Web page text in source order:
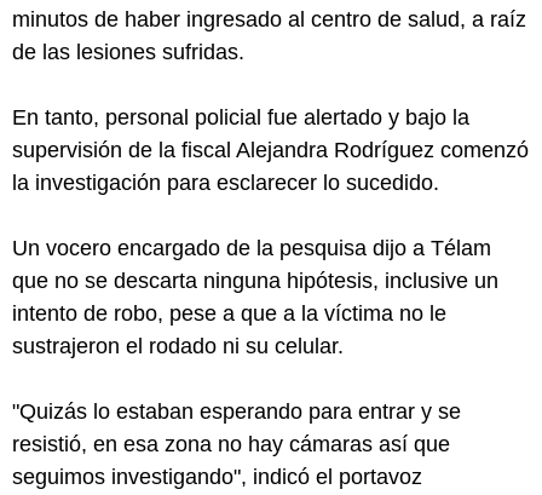
minutos de haber ingresado al centro de salud, a raíz
de las lesiones sufridas.
En tanto, personal policial fue alertado y bajo la
supervisión de la fiscal Alejandra Rodríguez comenzó
la investigación para esclarecer lo sucedido.
Un vocero encargado de la pesquisa dijo a Télam
que no se descarta ninguna hipótesis, inclusive un
intento de robo, pese a que a la víctima no le
sustrajeron el rodado ni su celular.
"Quizás lo estaban esperando para entrar y se
resistió, en esa zona no hay cámaras así que
seguimos investigando", indicó el portavoz